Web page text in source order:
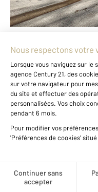
Notre
par nos
Voir
Nous trouver